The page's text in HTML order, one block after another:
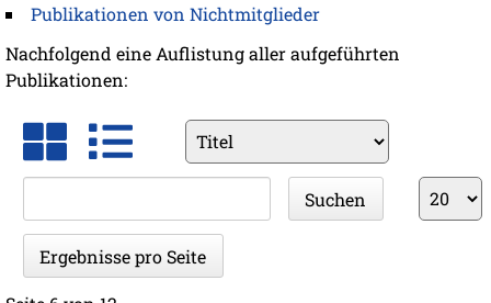
Publikationen von Nichtmitglieder
Nachfolgend eine Auflistung aller aufgeführten
Publikationen:
Vorhandene
Felder
Suchen
pro
Ergebnisse pro Seite